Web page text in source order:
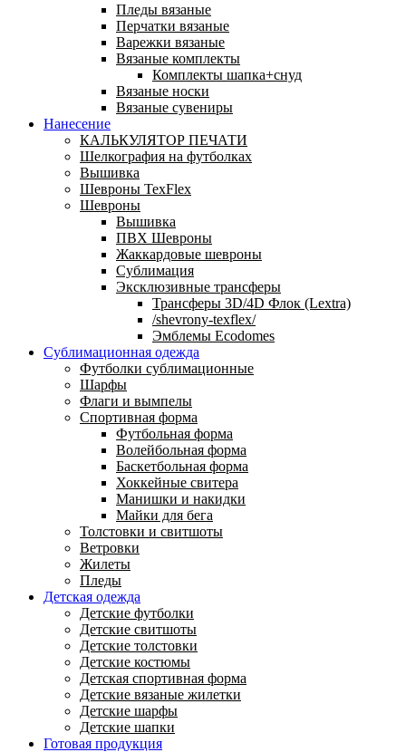
Пледы вязаные
Перчатки вязаные
Варежки вязаные
Вязаные комплекты
Комплекты шапка+снуд
Вязаные носки
Вязаные сувениры
Нанесение
КАЛЬКУЛЯТОР ПЕЧАТИ
Шелкография на футболках
Вышивка
Шевроны TexFlex
Шевроны
Вышивка
ПВХ Шевроны
Жаккардовые шевроны
Сублимация
Эксклюзивные трансферы
Трансферы 3D/4D Флок (Lextra)
/shevrony-texflex/
Эмблемы Ecodomes
Сублимационная одежда
Футболки сублимационные
Шарфы
Флаги и вымпелы
Спортивная форма
Футбольная форма
Волейбольная форма
Баскетбольная форма
Хоккейные свитера
Манишки и накидки
Майки для бега
Толстовки и свитшоты
Ветровки
Жилеты
Пледы
Детская одежда
Детские футболки
Детские свитшоты
Детские толстовки
Детские костюмы
Детская спортивная форма
Детские вязаные жилетки
Детские шарфы
Детские шапки
Готовая продукция